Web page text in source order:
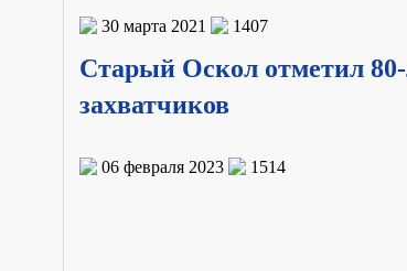
30 марта 2021 1407
Старый Оскол отметил
захватчиков
06 февраля 2023 1514